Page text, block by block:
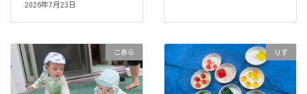
2026年7月23日
こあら りす